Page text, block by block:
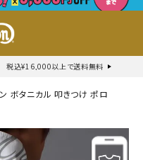
税込¥16,000以上で送料無料
ボタニカル 叩きつけ ポロ